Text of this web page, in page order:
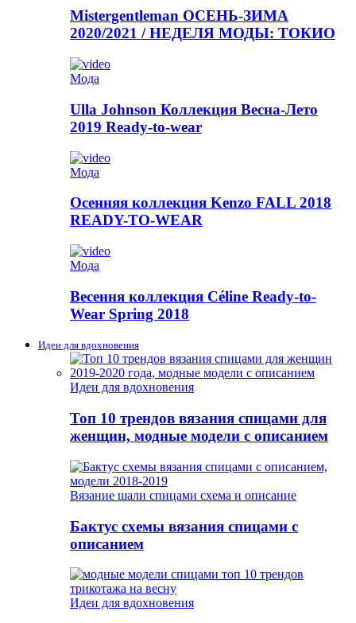
Mistergentleman ОСЕНЬ-ЗИМА
2020/2021 / НЕДЕЛЯ МОДЫ: ТОКИО
Мода
Ulla Johnson Коллекция Весна-Лето
2019 Ready-to-wear
Мода
Осенняя коллекция Kenzo FALL 2018
READY-TO-WEAR
Мода
Весення коллекция Céline Ready-to-
Wear Spring 2018
Идеи для вдохновения
Идеи для вдохновения
Топ 10 трендов вязания спицами для
женщин, модные модели с описанием
Вязание шали спицами схема и описание
Бактус схемы вязания спицами с
описанием
Идеи для вдохновения